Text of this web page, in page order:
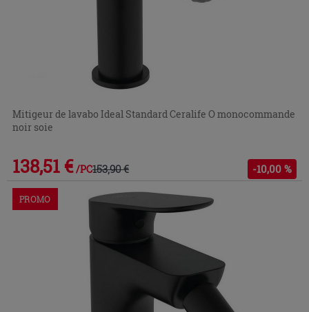
Mitigeur de lavabo Ideal Standard Ceralife O monocommande
noir soie
138,51 € /PC153,90 € -10,00 %
PROMO